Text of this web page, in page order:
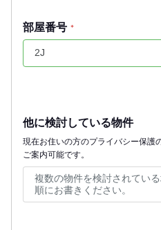
部屋番号 *
他に検討している物件
現在お住いの方のプライバシー保護
ご案内可能です。